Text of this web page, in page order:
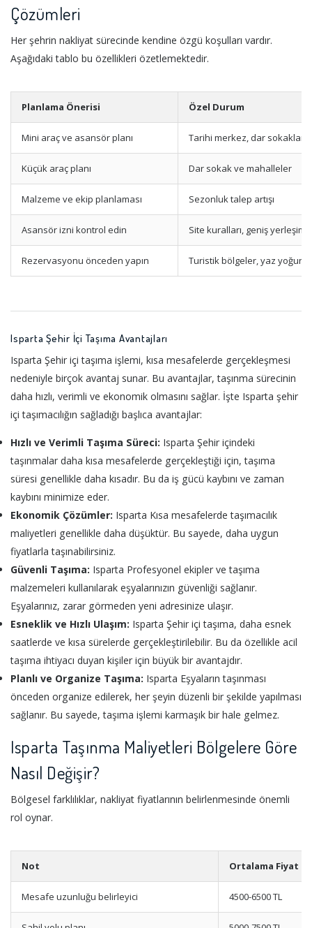
Çözümleri
Her şehrin nakliyat sürecinde kendine özgü koşulları vardır.
Aşağıdaki tablo bu özellikleri özetlemektedir.
Planlama Önerisi Özel Durum
Mini araç ve asansör planı Tarihi merkez, dar sokaklar
Küçük araç planı Dar sokak ve mahalleler
Malzeme ve ekip planlaması Sezonluk talep artışı
Asansör izni kontrol edin Site kuralları, geniş yerleşim
Rezervasyonu önceden yapın Turistik bölgeler, yaz
Isparta Şehir İçi Taşıma Avantajları
Isparta Şehir içi taşıma işlemi, kısa mesafelerde gerçekleşmesi
nedeniyle birçok avantaj sunar. Bu avantajlar, taşınma sürecinin
daha hızlı, verimli ve ekonomik olmasını sağlar. İşte Isparta şehir
içi taşımacılığın sağladığı başlıca avantajlar:
Hızlı ve Verimli Taşıma Süreci: Isparta Şehir içindeki
taşınmalar daha kısa mesafelerde gerçekleştiği için, taşıma
süresi genellikle daha kısadır. Bu da iş gücü kaybını ve zaman
kaybını minimize eder.
Ekonomik Çözümler: Isparta Kısa mesafelerde taşımacılık
maliyetleri genellikle daha düşüktür. Bu sayede, daha uygun
fiyatlarla taşınabilirsiniz.
Güvenli Taşıma: Isparta Profesyonel ekipler ve taşıma
malzemeleri kullanılarak eşyalarınızın güvenliği sağlanır.
Eşyalarınız, zarar görmeden yeni adresinize ulaşır.
Esneklik ve Hızlı Ulaşım: Isparta Şehir içi taşıma, daha esnek
saatlerde ve kısa sürelerde gerçekleştirilebilir. Bu da özellikle acil
taşıma ihtiyacı duyan kişiler için büyük bir avantajdır.
Planlı ve Organize Taşıma: Isparta Eşyaların taşınması
önceden organize edilerek, her şeyin düzenli bir şekilde yapılması
sağlanır. Bu sayede, taşıma işlemi karmaşık bir hale gelmez.
Isparta Taşınma Maliyetleri Bölgelere Göre
Nasıl Değişir?
Bölgesel farklılıklar, nakliyat fiyatlarının belirlenmesinde önemli
rol oynar.
Not Ortalama Fiyat
Mesafe uzunluğu belirleyici 4500-6500 TL